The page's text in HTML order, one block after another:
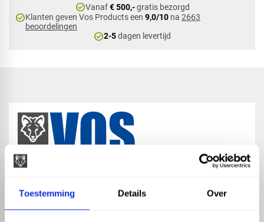
Toestemming Details Over
check_circleVanaf€ 500,-gratis bezorgd
check_circleKlanten geven Vos Products een9,0/10 na2663
beoordelingen
check_circle2-5dagen levertijd
phone_enabled +31 416 75 02 55
mail info@vosproducts.nl